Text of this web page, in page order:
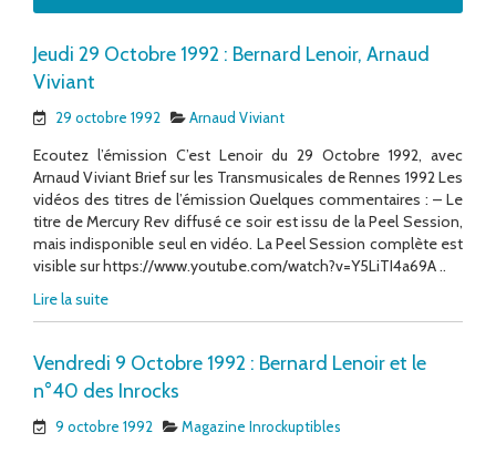
Jeudi 29 Octobre 1992 : Bernard Lenoir, Arnaud
Viviant
29 octobre 1992 Arnaud Viviant
Ecoutez l’émission C’est Lenoir du 29 Octobre 1992, avec
Arnaud Viviant Brief sur les Transmusicales de Rennes 1992 Les
vidéos des titres de l’émission Quelques commentaires : – Le
titre de Mercury Rev diffusé ce soir est issu de la Peel Session,
mais indisponible seul en vidéo. La Peel Session complète est
visible sur https://www.youtube.com/watch?v=Y5LiTI4a69A ..
Lire la suite
Vendredi 9 Octobre 1992 : Bernard Lenoir et le
n°40 des Inrocks
9 octobre 1992 Magazine Inrockuptibles